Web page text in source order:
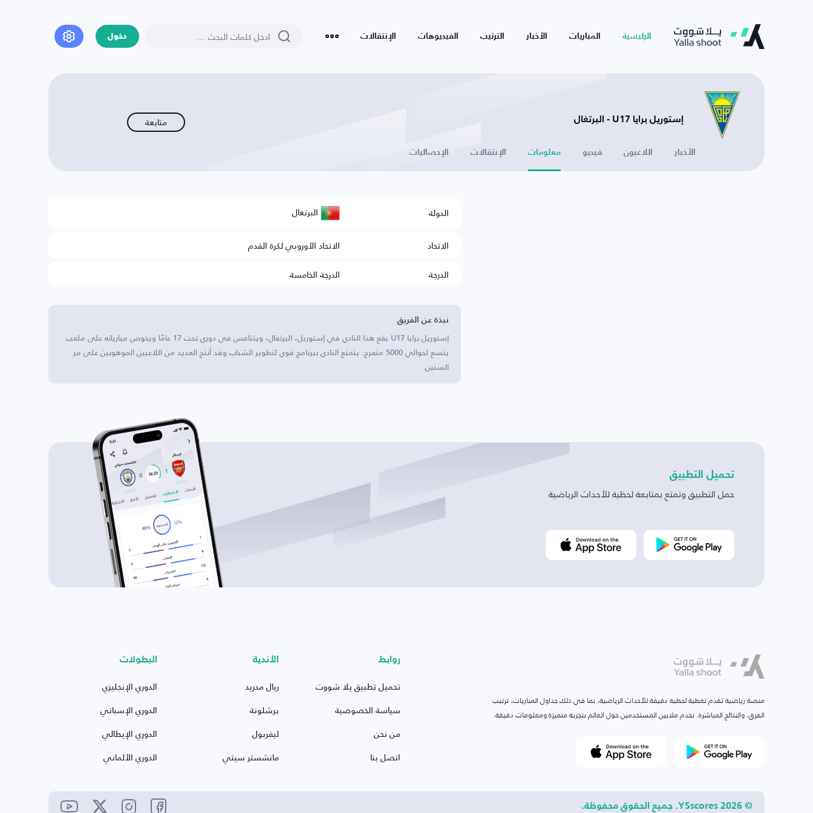
الرئيسية المباريات الأخبار الترتيب الفيديوهات الإنتقالات دخول
إستوريل برايا U17 - البرتغال متابعة
الأخبار اللاعبون فيديو معلومات الإنتقالات الإحصائيات
الدولة البرتغال
الاتحاد
الاتحاد الأوروبي لكرة القدم
الدرجة
الدرجة الخامسة
نبذة عن الفريق
إستوريل برايا U17 يقع هذا النادي في إستوريل، البرتغال، ويتنافس في دوري تحت 17 عامًا ويخوض مبارياته على ملعب
يتسع لحوالي 5000 متفرج. يتمتع النادي ببرنامج قوي لتطوير الشباب وقد أنتج العديد من اللاعبين الموهوبين على مر
السنين.
تحميل التطبيق
حمل التطبيق وتمتع بمتابعة لحظية للأحداث الرياضية
منصة رياضية تقدم تغطية لحظية دقيقة للأحداث الرياضية، بما في ذلك جداول المباريات، ترتيب
الفرق، والنتائج المباشرة. نخدم ملايين المستخدمين حول العالم بتجربة متميزة ومعلومات دقيقة.
روابط
تحميل تطبيق يلا شووت
سياسة الخصوصية
من نحن
اتصل بنا
الأندية
ريال مدريد
برشلونة
ليفربول
مانشستر سيتي
البطولات
الدوري الإنجليزي
الدوري الإسباني
الدوري الإيطالي
الدوري الألماني
© 2026 YSscores. جميع الحقوق محفوظة.